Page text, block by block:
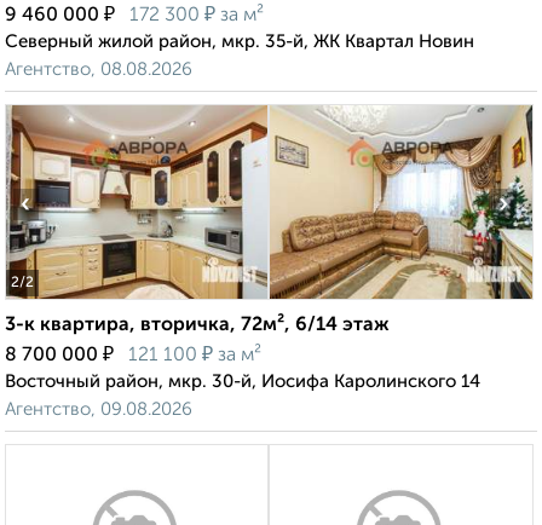
9 460 000 ₽ 172 300 ₽ за м²
Северный жилой район, мкр. 35-й, ЖК Квартал Новин
Агентство, 08.08.2026
2/2
‹ ›
3-к квартира, вторичка, 72м², 6/14 этаж
8 700 000 ₽ 121 100 ₽ за м²
Восточный район, мкр. 30-й, Иосифа Каролинского 14
Агентство, 09.08.2026